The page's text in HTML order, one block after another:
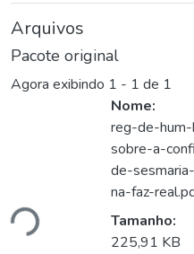
Arquivos
Pacote original
Agora exibindo 1 - 1 de 1
Nome:
reg-de-
sobre-a-
de-
na-faz-
Tamanho:
225,91 KB